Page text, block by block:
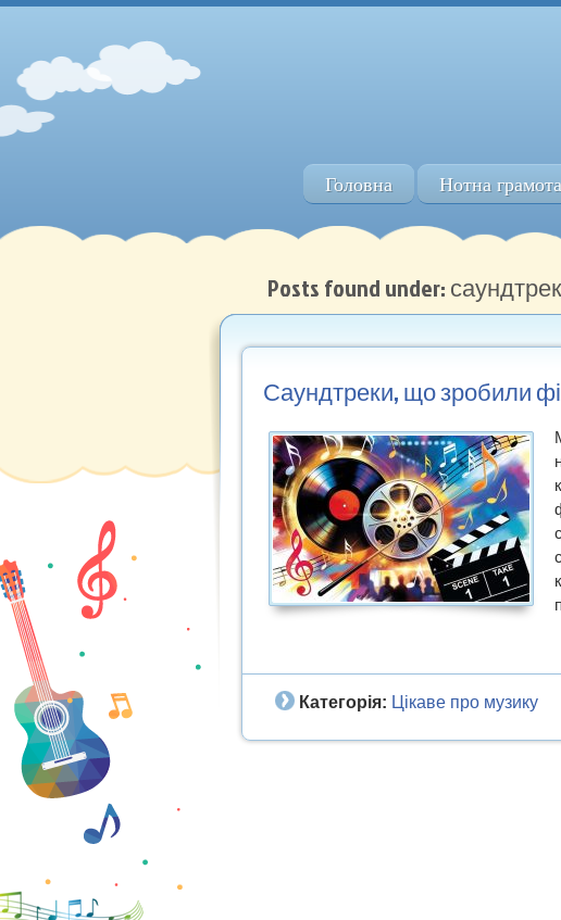
Головна Нотна грамота
Posts found under: саундтрек
Саундтреки, що зробили
Категорія: Цікаве про музику